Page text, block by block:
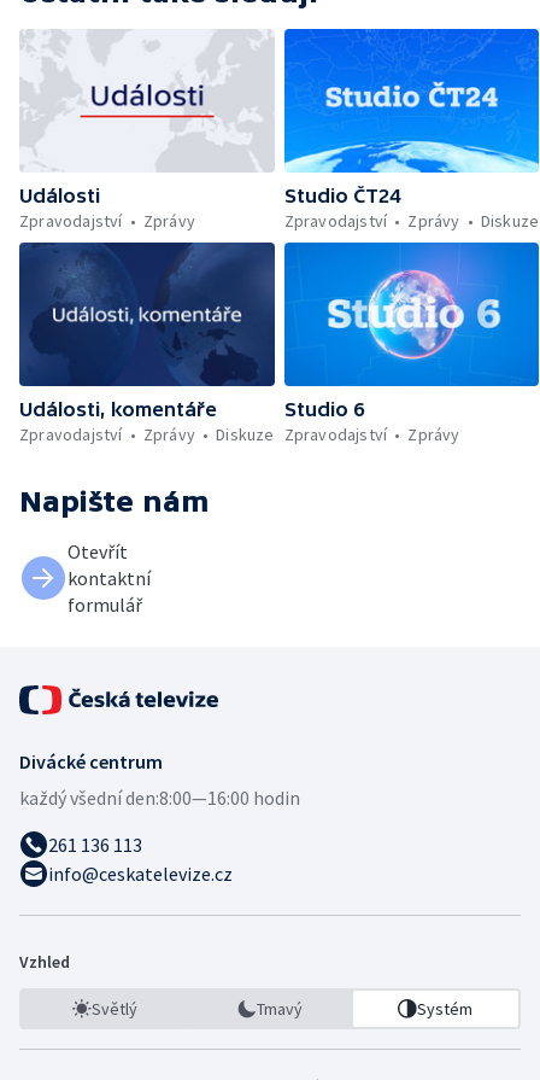
Události
Zpravodajství
Zprávy
Studio ČT24
Zpravodajství
Zprávy Diskuze
Události, komentáře
Zpravodajství
Zprávy Diskuze
Studio 6
Zpravodajství
Zprávy
Napište nám
Otevřít
kontaktní
formulář
Divácké centrum
každý všední den:8:00—16:00 hodin
261 136 113
info@ceskatelevize.cz
Vzhled
Světlý Tmavý Systém